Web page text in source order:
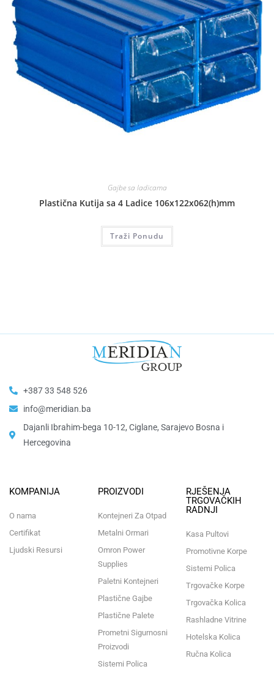
Gajbe sa ladicama
Plastična Kutija sa 4 Ladice 106x122x062(h)mm
Traži Ponudu
+387 33 548 526
info@meridian.ba
Dajanli Ibrahim-bega 10-12, Ciglane, Sarajevo Bosna i
Hercegovina​
KOMPANIJA
O nama
Certifikat
Ljudski Resursi
PROIZVODI
Kontejneri Za Otpad
Metalni Ormari
Omron Power
Supplies
Paletni Kontejneri
Plastične Gajbe
Plastične Palete
Prometni Sigurnosni
Proizvodi
Sistemi Polica
RJEŠENJA
TRGOVAČKIH
RADNJI
Kasa Pultovi
Promotivne Korpe
Sistemi Polica
Trgovačke Korpe
Trgovačka Kolica
Rashladne Vitrine
Hotelska Kolica
Ručna Kolica